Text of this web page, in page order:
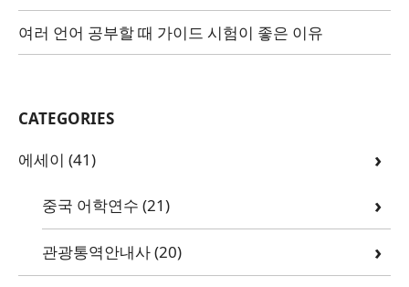
여러 언어 공부할 때 가이드 시험이 좋은 이유
CATEGORIES
에세이 (41)
중국 어학연수 (21)
관광통역안내사(20)